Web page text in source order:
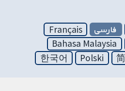
فارسی
Français
Bahasa Malaysia
Polski
한국어